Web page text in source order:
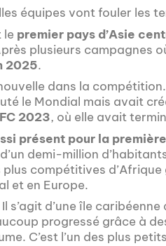
équipes vont fouler les
le premier pays d’Asie
plusieurs campagnes
2025.
dans la
le Mondial mais avait
2023, où elle avait
présent pour la
demi-million
plus compétitives
et en Europe.
Il s’agit d’une île caribéenne
progressé grâce à
C’est l’un des plus